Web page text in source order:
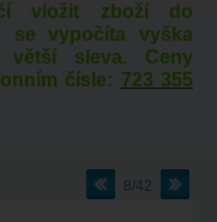
vložit zboží do
se vypočíta vyška
sleva. Ceny
čísle: 723 355
8/42